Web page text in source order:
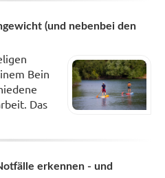
(und nebenbei den
Bein
Das
erkennen - und